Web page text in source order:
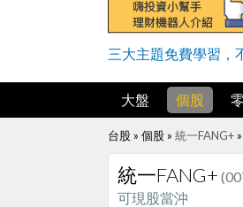
三大主題免費學習，
大盤 個股
台股 » 個股 » 統一FANG+
統一FANG+
可現股當沖